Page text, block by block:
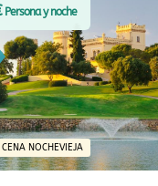
NOCHEVIEJA
Persona y noche